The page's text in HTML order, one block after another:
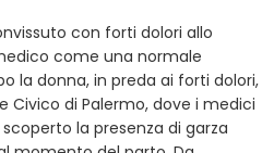
con forti dolori allo
come una normale
la donna, in preda ai forti dolori,
Civico di Palermo, dove i medici
la presenza di garza